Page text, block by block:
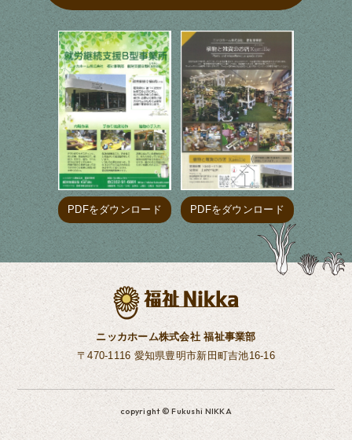
PDFをダウンロード PDFをダウンロード
ニッカホーム株式会社 福祉事業部
〒470-1116 愛知県豊明市新田町吉池16-16
copyright © Fukushi NIKKA